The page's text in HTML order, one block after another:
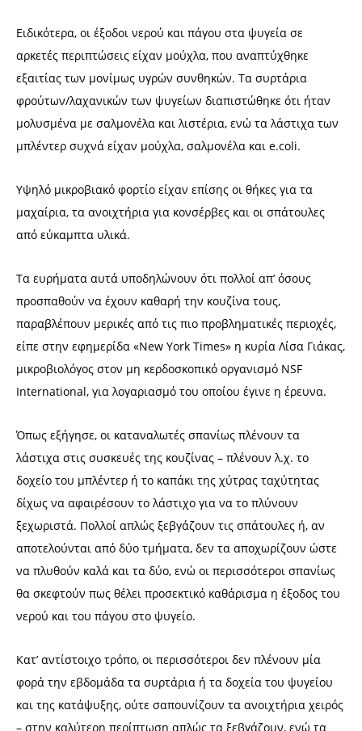
Ειδικότερα, οι έξοδοι νερού και πάγου στα ψυγεία σε
αρκετές περιπτώσεις είχαν μούχλα, που αναπτύχθηκε
εξαιτίας των μονίμως υγρών συνθηκών. Τα συρτάρια
φρούτων/λαχανικών των ψυγείων διαπιστώθηκε ότι ήταν
μολυσμένα με σαλμονέλα και λιστέρια, ενώ τα λάστιχα των
μπλέντερ συχνά είχαν μούχλα, σαλμονέλα και e.coli.
Υψηλό μικροβιακό φορτίο είχαν επίσης οι θήκες για τα
μαχαίρια, τα ανοιχτήρια για κονσέρβες και οι σπάτουλες
από εύκαμπτα υλικά.
Τα ευρήματα αυτά υποδηλώνουν ότι πολλοί απ’ όσους
προσπαθούν να έχουν καθαρή την κουζίνα τους,
παραβλέπουν μερικές από τις πιο προβληματικές περιοχές,
είπε στην εφημερίδα «New York Times» η κυρία Λίσα Γιάκας,
μικροβιολόγος στον μη κερδοσκοπικό οργανισμό NSF
International, για λογαριασμό του οποίου έγινε η έρευνα.
Όπως εξήγησε, οι καταναλωτές σπανίως πλένουν τα
λάστιχα στις συσκευές της κουζίνας – πλένουν λ.χ. το
δοχείο του μπλέντερ ή το καπάκι της χύτρας ταχύτητας
δίχως να αφαιρέσουν το λάστιχο για να το πλύνουν
ξεχωριστά. Πολλοί απλώς ξεβγάζουν τις σπάτουλες ή, αν
αποτελούνται από δύο τμήματα, δεν τα αποχωρίζουν ώστε
να πλυθούν καλά και τα δύο, ενώ οι περισσότεροι σπανίως
θα σκεφτούν πως θέλει προσεκτικό καθάρισμα η έξοδος του
νερού και του πάγου στο ψυγείο.
Κατ’ αντίστοιχο τρόπο, οι περισσότεροι δεν πλένουν μία
φορά την εβδομάδα τα συρτάρια ή τα δοχεία του ψυγείου
και της κατάψυξης, ούτε σαπουνίζουν τα ανοιχτήρια χειρός
– στην καλύτερη περίπτωση απλώς τα ξεβγάζουν, ενώ τα